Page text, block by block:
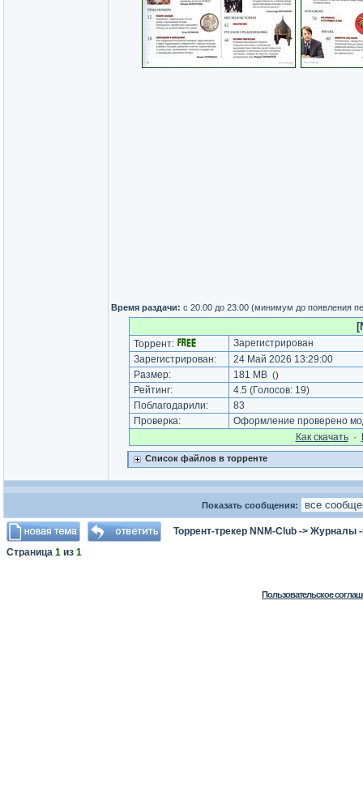
Время раздачи: с 20.00 до 23.00 (минимум до появления
Торрент:
Зарегистрирован
Зарегистрирован:
24 Май 2026 13:29:00
Размер:
181 MB ()
Рейтинг: 4.5 (Голосов: 19)
Поблагодарили:
83
Проверка:
Оформление проверено
Как cкачать·
Список файлов в торренте
Показать сообщения:
Торрент-трекер NNM-Club -> Журналы
Страница 1 из 1
Пользовательское